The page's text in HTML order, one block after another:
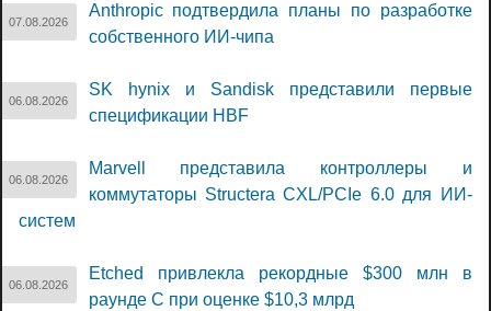
07.08.2026
Anthropic подтвердила планы по разработке
собственного ИИ-чипа
06.08.2026
SK hynix и Sandisk представили первые
спецификации HBF
06.08.2026
Marvell представила контроллеры и
коммутаторы Structera CXL/PCIe 6.0 для ИИ-
систем
06.08.2026
Etched привлекла рекордные $300 млн в
раунде C при оценке $10,3 млрд